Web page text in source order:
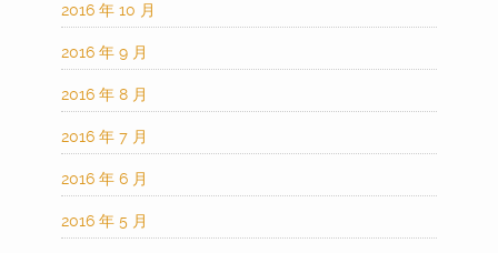
2016 年 10 月
2016 年 9 月
2016 年 8 月
2016 年 7 月
2016 年 6 月
2016 年 5 月